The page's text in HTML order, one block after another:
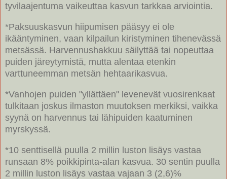
tyvilaajentuma vaikeuttaa kasvun tarkkaa arviointia.
*Paksuuskasvun hiipumisen pääsyy ei ole
ikääntyminen, vaan kilpailun kiristyminen tihenevässä
metsässä. Harvennushakkuu säilyttää tai nopeuttaa
puiden järeytymistä, mutta alentaa etenkin
varttuneemman metsän hehtaarikasvua.
*Vanhojen puiden "yllättäen" levenevät vuosirenkaat
tulkitaan joskus ilmaston muutoksen merkiksi, vaikka
syynä on harvennus tai lähipuiden kaatuminen
myrskyssä.
*10 senttisellä puulla 2 millin luston lisäys vastaa
runsaan 8% poikkipinta-alan kasvua. 30 sentin puulla
2 millin luston lisäys vastaa vajaan 3 (2,6)%